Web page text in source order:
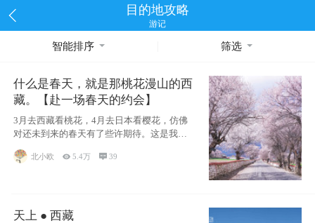
目的地攻略
游记
智能排序 筛选
什么是春天，就是那桃花漫山的西
藏。【赴一场春天的约会】
3月去西藏看桃花，4月去日本看樱花，仿佛
对还未到来的春天有了些许期待。这是我去
西藏前在备忘录里写下的话
北小欧  5.4万  39
天上 ● 西藏